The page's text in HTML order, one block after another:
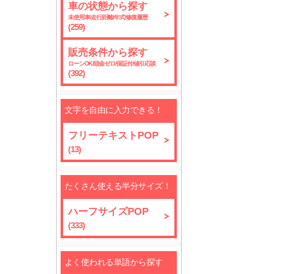
車の状態から探す
未使用車/走行距離/年式/修復履歴
(259)
販売条件から探す
ローンOK/頭金ゼロ/保証付/値引応談
(392)
文字を自由に入力できる！
フリーテキストPOP
(13)
たくさん使える半分サイズ！
ハーフサイズPOP
(333)
よく使われる単語から探す